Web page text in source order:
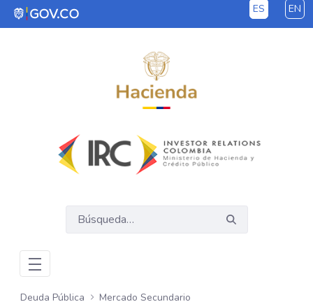
Saltar al contenido principal ES EN
Deuda Pública
Mercado Secundario